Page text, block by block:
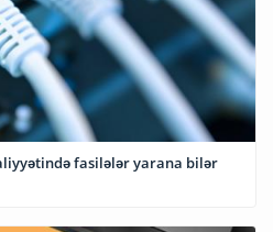
fasilələr yarana bilər